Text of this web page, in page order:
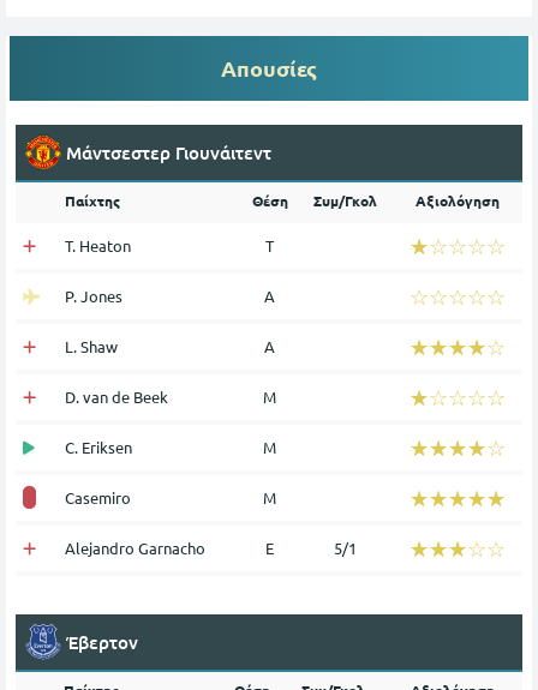
Απουσίες
Μάντσεστερ Γιουνάιτεντ
Παίχτης Θέση Συμ/Γκολ Αξιολόγηση
T. Heaton Τ ☆☆☆☆☆
★★★★★
P. Jones Α ☆☆☆☆☆
★★★★★
L. Shaw Α ☆☆☆☆☆
★★★★★
D. van de Beek Μ ☆☆☆☆☆
★★★★★
C. Eriksen Μ ☆☆☆☆☆
★★★★★
Casemiro Μ ☆☆☆☆☆
★★★★★
Alejandro Garnacho Ε 5/1 ☆☆☆☆☆
★★★★★
Έβερτον